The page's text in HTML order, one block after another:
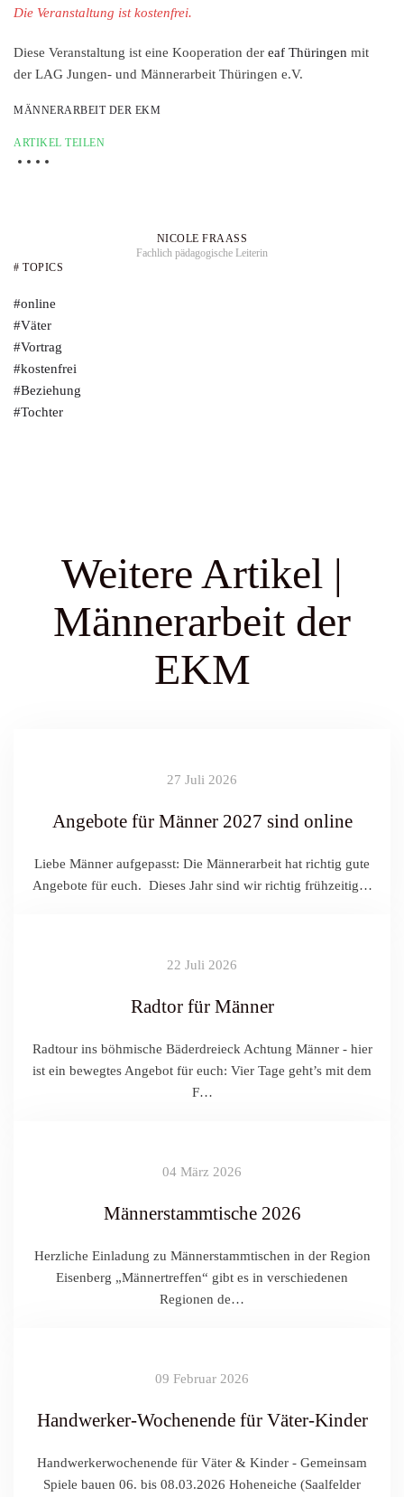
# TOPICS
#online
#Väter
#Vortrag
#kostenfrei
#Beziehung
#Tochter
Die Veranstaltung ist kostenfrei.
Diese Veranstaltung ist eine Kooperation der eaf Thüringen mit
der LAG Jungen- und Männerarbeit Thüringen e.V.
MÄNNERARBEIT DER EKM
ARTIKEL TEILEN
NICOLE FRAASS
Fachlich pädagogische Leiterin
Weitere Artikel |
Männerarbeit der
EKM
27 Juli 2026
Angebote für Männer 2027 sind online
Liebe Männer aufgepasst: Die Männerarbeit hat richtig gute
Angebote für euch. Dieses Jahr sind wir richtig frühzeitig…
22 Juli 2026
Radtor für Männer
Radtour ins böhmische Bäderdreieck Achtung Männer - hier
ist ein bewegtes Angebot für euch: Vier Tage geht’s mit dem
F…
04 März 2026
Männerstammtische 2026
Herzliche Einladung zu Männerstammtischen in der Region
Eisenberg „Männertreffen“ gibt es in verschiedenen
Regionen de…
09 Februar 2026
Handwerker-Wochenende für Väter-Kinder
Handwerkerwochenende für Väter & Kinder - Gemeinsam
Spiele bauen 06. bis 08.03.2026 Hoheneiche (Saalfelder